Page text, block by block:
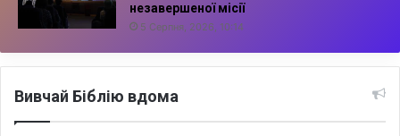
незавершеної місії
5 Серпня, 2026, 10:14
Вивчай Біблію вдома